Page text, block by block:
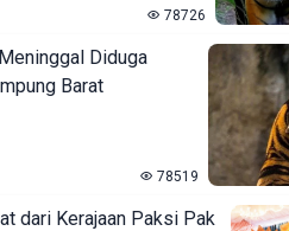
78726
Diduga
Barat
78519
dari Kerajaan Paksi Pak